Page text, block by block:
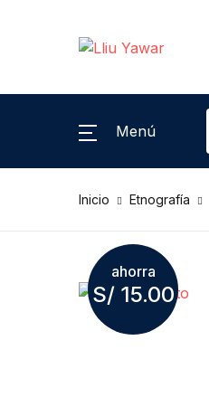
Menú
HistoriaInicio Etnografía
ahorra
S/15.00